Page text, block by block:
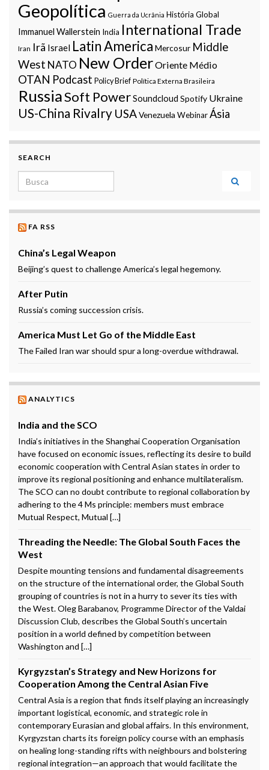
Geopolítica Guerra da Ucrânia História Global
Immanuel Wallerstein India International Trade
Iran Irã Israel Latin America Mercosur Middle
West NATO New OrderOriente Médio
OTAN Podcast Policy Brief Política Externa Brasileira
RussiaSoft PowerSoundcloud Spotify Ukraine
US-China Rivalry USAVenezuela WebinarÁsia
SEARCH
Search for:
FA RSS
China’s Legal Weapon
Beijing’s quest to challenge America’s legal hegemony.
After Putin
Russia’s coming succession crisis.
America Must Let Go of the Middle East
The Failed Iran war should spur a long-overdue withdrawal.
ANALYTICS
India and the SCO
India’s initiatives in the Shanghai Cooperation Organisation
have focused on economic issues, reflecting its desire to build
economic cooperation with Central Asian states in order to
improve its regional positioning and enhance multilateralism.
The SCO can no doubt contribute to regional collaboration by
adhering to the 4 Ms principle: members must embrace
Mutual Respect, Mutual […]
Threading the Needle: The Global South Faces the
West
Despite mounting tensions and fundamental disagreements
on the structure of the international order, the Global South
grouping of countries is not in a hurry to sever its ties with
the West. Oleg Barabanov, Programme Director of the Valdai
Discussion Club, describes the Global South’s uncertain
position in a world defined by competition between
Washington and […]
Kyrgyzstan’s Strategy and New Horizons for
Cooperation Among the Central Asian Five
Central Asia is a region that finds itself playing an increasingly
important logistical, economic, and strategic role in
contemporary Eurasian and global affairs. In this environment,
Kyrgyzstan charts its foreign policy course with an emphasis
on healing long-standing rifts with neighbours and bolstering
regional integration—an approach that would facilitate the